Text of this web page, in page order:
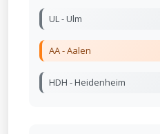
UL - Ulm
AA - Aalen
HDH - Heidenheim